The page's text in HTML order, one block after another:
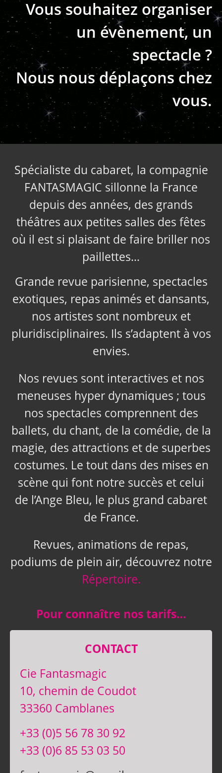
Vous souhaitez organiser
un évènement, un
spectacle ?
Nous nous déplaçons chez
vous.
Spécialiste du cabaret, la compagnie
FANTASMAGIC sillonne la France
depuis des années, des grands
théâtres aux petites salles des fêtes
où il est si plaisant de faire briller nos
paillettes…
Grande revue parisienne, spectacles
exotiques, repas animés et dansants,
nos artistes sont nombreux et
pluridisciplinaires. Ils s’adaptent à vos
envies.
Nos revues sont interactives et nos
meneuses hyper dynamiques ; tous
nos spectacles comprennent des
ballets, du chant, de la comédie, de la
magie, des attractions et de superbes
costumes. Le tout dans des mises en
scène qui font notre succès et celui
de l’Ange Bleu, le plus grand cabaret
de France.
Revues, animations de repas,
podiums de plein air, découvrez notre
Répertoire.
Pour connaître nos tarifs…
CONTACT
Cie Fantasmagic
10, chemin de Coudot
33360 Camblanes
+33 (0)5 56 78 30 92
+33 (0)6 85 53 03 50